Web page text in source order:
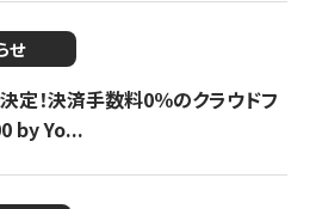
せ
定！決済手数料0％のクラウドフ
by Yo...